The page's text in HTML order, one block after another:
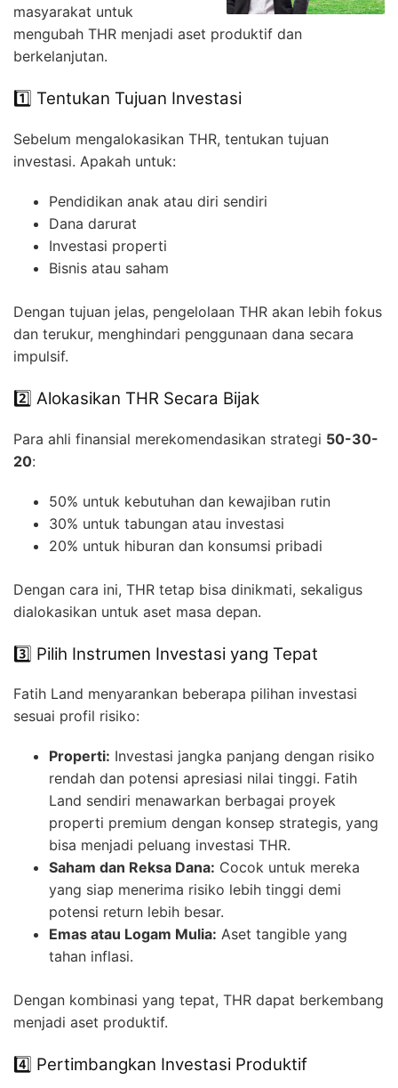
masyarakat untuk
mengubah THR menjadi aset produktif dan
berkelanjutan.
1️⃣ Tentukan Tujuan Investasi
Sebelum mengalokasikan THR, tentukan tujuan
investasi. Apakah untuk:
Pendidikan anak atau diri sendiri
Dana darurat
Investasi properti
Bisnis atau saham
Dengan tujuan jelas, pengelolaan THR akan lebih fokus
dan terukur, menghindari penggunaan dana secara
impulsif.
2️⃣ Alokasikan THR Secara Bijak
Para ahli finansial merekomendasikan strategi 50-30-
20:
50% untuk kebutuhan dan kewajiban rutin
30% untuk tabungan atau investasi
20% untuk hiburan dan konsumsi pribadi
Dengan cara ini, THR tetap bisa dinikmati, sekaligus
dialokasikan untuk aset masa depan.
3️⃣ Pilih Instrumen Investasi yang Tepat
Fatih Land menyarankan beberapa pilihan investasi
sesuai profil risiko:
Properti: Investasi jangka panjang dengan risiko
rendah dan potensi apresiasi nilai tinggi. Fatih
Land sendiri menawarkan berbagai proyek
properti premium dengan konsep strategis, yang
bisa menjadi peluang investasi THR.
Saham dan Reksa Dana: Cocok untuk mereka
yang siap menerima risiko lebih tinggi demi
potensi return lebih besar.
Emas atau Logam Mulia: Aset tangible yang
tahan inflasi.
Dengan kombinasi yang tepat, THR dapat berkembang
menjadi aset produktif.
4️⃣ Pertimbangkan Investasi Produktif